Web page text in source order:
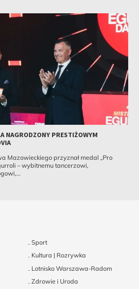
NAGRODZONY PRESTIŻOWYM
Mazowieckiego przyznał medal „Pro
– wybitnemu tancerzowi,
Sport
Kultura | Rozrywka
Lotnisko Warszawa-Radom
Zdrowie i Uroda